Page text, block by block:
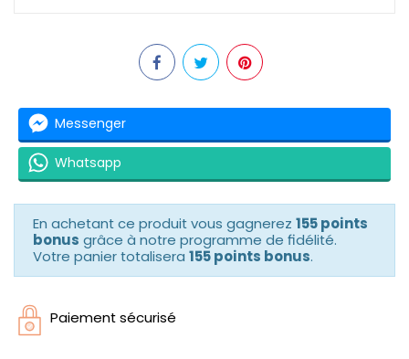
Messenger
Whatsapp
En achetant ce produit vous gagnerez 155 points
bonus grâce à notre programme de fidélité.
Votre panier totalisera 155 points bonus.
Paiement sécurisé